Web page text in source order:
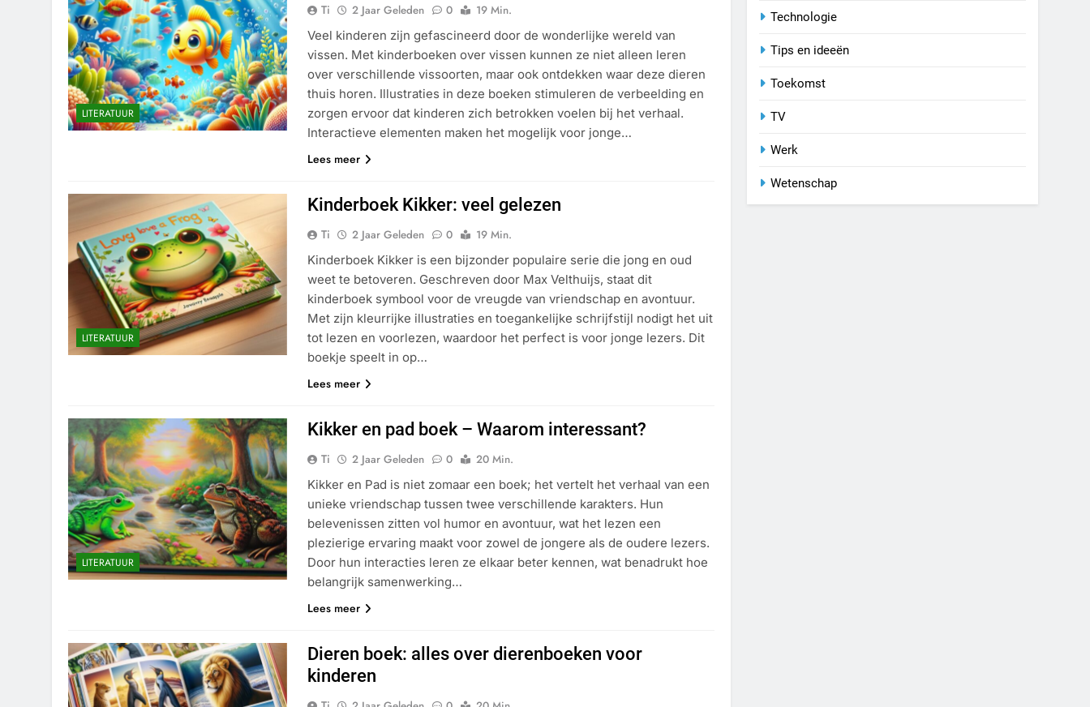
LITERATUUR
Ti 2 Jaar Geleden 0
19 Min.
Veel kinderen zijn gefascineerd door de wonderlijke wereld van
vissen. Met kinderboeken over vissen kunnen ze niet alleen leren
over verschillende vissoorten, maar ook ontdekken waar deze dieren
thuis horen. Illustraties in deze boeken stimuleren de verbeelding en
zorgen ervoor dat kinderen zich betrokken voelen bij het verhaal.
Interactieve elementen maken het mogelijk voor jonge…
Lees meer
LITERATUUR
Kinderboek Kikker: veel gelezen
Ti 2 Jaar Geleden 0
19 Min.
Kinderboek Kikker is een bijzonder populaire serie die jong en oud
weet te betoveren. Geschreven door Max Velthuijs, staat dit
kinderboek symbool voor de vreugde van vriendschap en avontuur.
Met zijn kleurrijke illustraties en toegankelijke schrijfstijl nodigt het uit
tot lezen en voorlezen, waardoor het perfect is voor jonge lezers. Dit
boekje speelt in op…
Lees meer
LITERATUUR
Kikker en pad boek – Waarom interessant?
Ti 2 Jaar Geleden 0
20 Min.
Kikker en Pad is niet zomaar een boek; het vertelt het verhaal van een
unieke vriendschap tussen twee verschillende karakters. Hun
belevenissen zitten vol humor en avontuur, wat het lezen een
plezierige ervaring maakt voor zowel de jongere als de oudere lezers.
Door hun interacties leren ze elkaar beter kennen, wat benadrukt hoe
belangrijk samenwerking…
Lees meer
Dieren boek: alles over dierenboeken voor
kinderen
Technologie
Tips en ideeën
Toekomst
TV
Werk
Wetenschap